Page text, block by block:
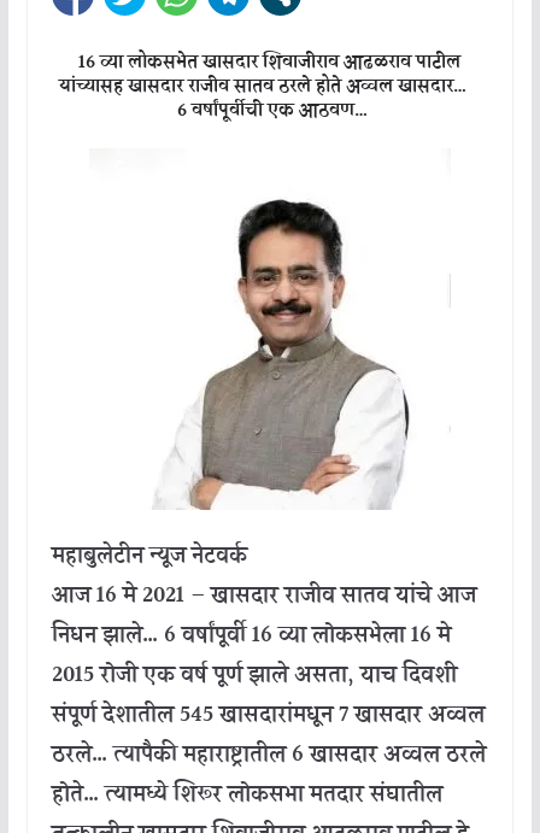
16 व्या लोकसभेत खासदार शिवाजीराव आढळराव पाटील
यांच्यासह खासदार राजीव सातव ठरले होते अव्वल खासदार…
6 वर्षांपूर्वीची एक आठवण…
महाबुलेटीन न्यूज नेटवर्क
आज 16 मे 2021 – खासदार राजीव सातव यांचे आज
निधन झाले… 6 वर्षांपूर्वी 16 व्या लोकसभेला 16 मे
2015 रोजी एक वर्ष पूर्ण झाले असता, याच दिवशी
संपूर्ण देशातील 545 खासदारांमधून 7 खासदार अव्वल
ठरले… त्यापैकी महाराष्ट्रातील 6 खासदार अव्वल ठरले
होते… त्यामध्ये शिरूर लोकसभा मतदार संघातील